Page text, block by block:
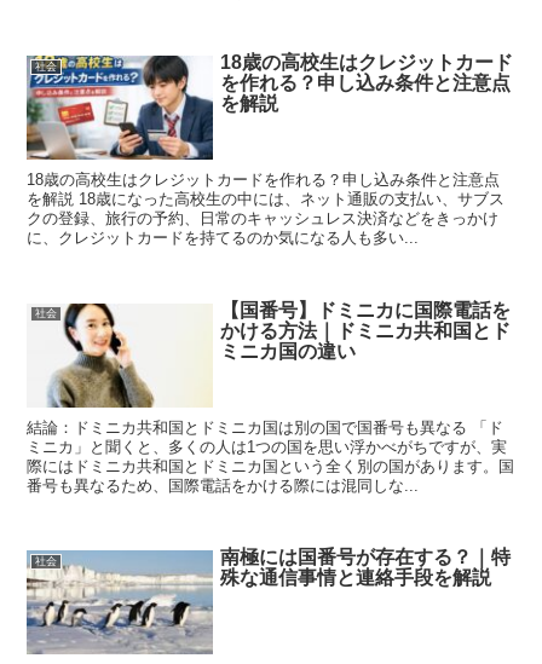
社会
18歳の高校生はクレジットカード
を作れる？申し込み条件と注意点
を解説
18歳の高校生はクレジットカードを作れる？申し込み条件と注意点
を解説 18歳になった高校生の中には、ネット通販の支払い、サブス
クの登録、旅行の予約、日常のキャッシュレス決済などをきっかけ
に、クレジットカードを持てるのか気になる人も多い...
社会
【国番号】ドミニカに国際電話を
かける方法｜ドミニカ共和国とド
ミニカ国の違い
結論：ドミニカ共和国とドミニカ国は別の国で国番号も異なる 「ド
ミニカ」と聞くと、多くの人は1つの国を思い浮かべがちですが、実
際にはドミニカ共和国とドミニカ国という全く別の国があります。国
番号も異なるため、国際電話をかける際には混同しな...
社会
南極には国番号が存在する？｜特
殊な通信事情と連絡手段を解説